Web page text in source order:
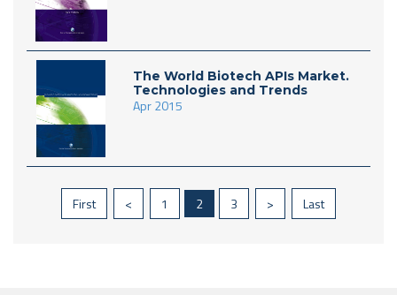
The World Biotech APIs Market.
Technologies and Trends
Apr 2015
First < 1 2 3 > Last